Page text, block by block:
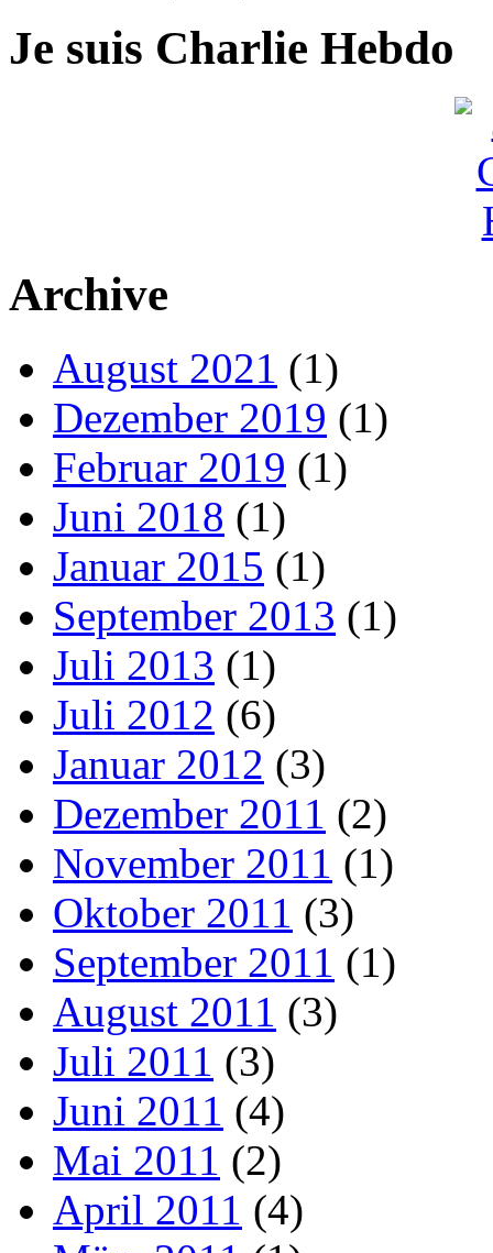
Je suis Charlie Hebdo
Archive
August 2021 (1)
Dezember 2019 (1)
Februar 2019 (1)
Juni 2018 (1)
Januar 2015 (1)
September 2013 (1)
Juli 2013 (1)
Juli 2012 (6)
Januar 2012 (3)
Dezember 2011 (2)
November 2011 (1)
Oktober 2011 (3)
September 2011 (1)
August 2011 (3)
Juli 2011 (3)
Juni 2011 (4)
Mai 2011 (2)
April 2011 (4)